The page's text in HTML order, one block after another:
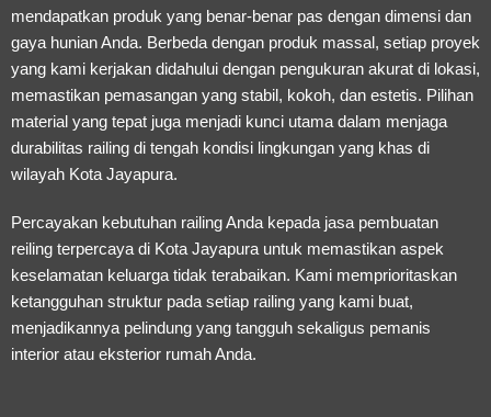
mendapatkan produk yang benar-benar pas dengan dimensi dan
gaya hunian Anda. Berbeda dengan produk massal, setiap proyek
yang kami kerjakan didahului dengan pengukuran akurat di lokasi,
memastikan pemasangan yang stabil, kokoh, dan estetis. Pilihan
material yang tepat juga menjadi kunci utama dalam menjaga
durabilitas railing di tengah kondisi lingkungan yang khas di
wilayah Kota Jayapura.
Percayakan kebutuhan railing Anda kepada jasa pembuatan
reiling terpercaya di Kota Jayapura untuk memastikan aspek
keselamatan keluarga tidak terabaikan. Kami memprioritaskan
ketangguhan struktur pada setiap railing yang kami buat,
menjadikannya pelindung yang tangguh sekaligus pemanis
interior atau eksterior rumah Anda.